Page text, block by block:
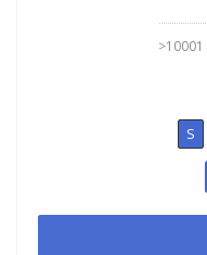
>10001
S